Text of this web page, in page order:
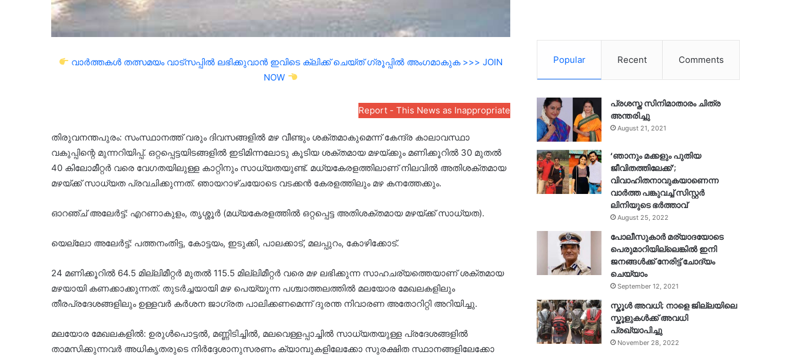
വാർത്തകൾ തത്സമയം വാട്സപ്പിൽ ലഭിക്കുവാൻ ഇവിടെ ക്ലിക്ക് ചെയ്ത് ഗ്രൂപ്പിൽ അംഗമാകുക >>> JOIN
NOW
Report - This News as Inappropriate
തിരുവനന്തപുരം: സംസ്ഥാനത്ത് വരും ദിവസങ്ങളിൽ മഴ വീണ്ടും ശക്തമാകുമെന്ന് കേന്ദ്ര കാലാവസ്ഥാ
വകുപ്പിന്റെ മുന്നറിയിപ്പ്. ഒറ്റപ്പെട്ടയിടങ്ങളിൽ ഇടിമിന്നലോടു കൂടിയ ശക്തമായ മഴയ്ക്കും മണിക്കൂറിൽ 30 മുതൽ
40 കിലോമീറ്റർ വരെ വേഗതയിലുള്ള കാറ്റിനും സാധ്യതയുണ്ട്. മധ്യകേരളത്തിലാണ് നിലവിൽ അതിശക്തമായ
മഴയ്ക്ക് സാധ്യത പ്രവചിക്കുന്നത്. ഞായറാഴ്ചയോടെ വടക്കൻ കേരളത്തിലും മഴ കനത്തേക്കും.
ഓറഞ്ച് അലേർട്ട്: എറണാകുളം, തൃശ്ശൂർ (മധ്യകേരളത്തിൽ ഒറ്റപ്പെട്ട അതിശക്തമായ മഴയ്ക്ക് സാധ്യത).
യെല്ലോ അലേർട്ട്: പത്തനംതിട്ട, കോട്ടയം, ഇടുക്കി, പാലക്കാട്, മലപ്പുറം, കോഴിക്കോട്.
24 മണിക്കൂറിൽ 64.5 മില്ലിമീറ്റർ മുതൽ 115.5 മില്ലിമീറ്റർ വരെ മഴ ലഭിക്കുന്ന സാഹചര്യത്തെയാണ് ശക്തമായ
മഴയായി കണക്കാക്കുന്നത്. തുടർച്ചയായി മഴ പെയ്യുന്ന പശ്ചാത്തലത്തിൽ മലയോര മേഖലകളിലും
തീരപ്രദേശങ്ങളിലും ഉള്ളവർ കർശന ജാഗ്രത പാലിക്കണമെന്ന് ദുരന്ത നിവാരണ അതോറിറ്റി അറിയിച്ചു.
മലയോര മേഖലകളിൽ: ഉരുൾപൊട്ടൽ, മണ്ണിടിച്ചിൽ, മലവെള്ളപ്പാച്ചിൽ സാധ്യതയുള്ള പ്രദേശങ്ങളിൽ
താമസിക്കുന്നവർ അധികൃതരുടെ നിർദ്ദേശാനുസരണം ക്യാമ്പുകളിലേക്കോ സുരക്ഷിത സ്ഥാനങ്ങളിലേക്കോ
Popular Recent Comments
പ്രശസ്ത സിനിമാതാരം ചിത്ര
അന്തരിച്ചു
August 21, 2021
‘ഞാനും മക്കളും പുതിയ
ജീവിതത്തിലേക്ക്’;
വിവാഹിതനാവുകയാണെന്ന
വാർത്ത പങ്കുവച്ച് സിസ്റ്റർ
ലിനിയുടെ ഭർത്താവ്
August 25, 2022
പോലീസുകാര്‍ മര്യാദയോടെ
പെരുമാറിയില്ലെങ്കില്‍ ഇനി
ജനങ്ങള്‍ക്ക് നേരിട്ട് ചോദ്യം
ചെയ്യാം
September 12, 2021
സ്കൂൾ അവധി; നാളെ ജില്ലയിലെ
സ്കൂളുകൾക്ക് അവധി
പ്രഖ്യാപിച്ചു
November 28, 2022